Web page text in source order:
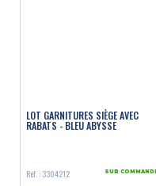
LOT GARNITURES SIÈGE AVEC
RABATS - BLEU ABYSSE
Réf. : 3304212 SUR